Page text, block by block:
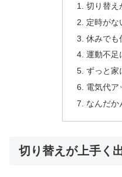
切り替え
定時がな
休みでも
運動不足
ずっと家
電気代ア
なんだか
切り替えが上手く